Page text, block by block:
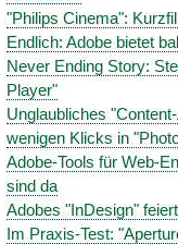
"Philips Cinema":
Endlich: Adobe bietet
Never Ending Story:
Player"
Unglaubliches
wenigen Klicks in
Adobe-Tools für Web-
sind da
Adobes "InDesign"
Im Praxis-Test: